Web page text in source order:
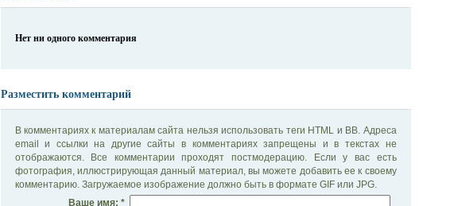
Нет ни одного комментария
Разместить комментарий
В комментариях к материалам сайта нельзя использовать теги HTML и BB. Адреса
email и ссылки на другие сайты в комментариях запрещены и в текстах не
отображаются. Все комментарии проходят постмодерацию. Если у вас есть
фотография, иллюстрирующая данный материал, вы можете добавить ее к своему
комментарию. Загружаемое изображение должно быть в формате GIF или JPG.
Ваше имя: *